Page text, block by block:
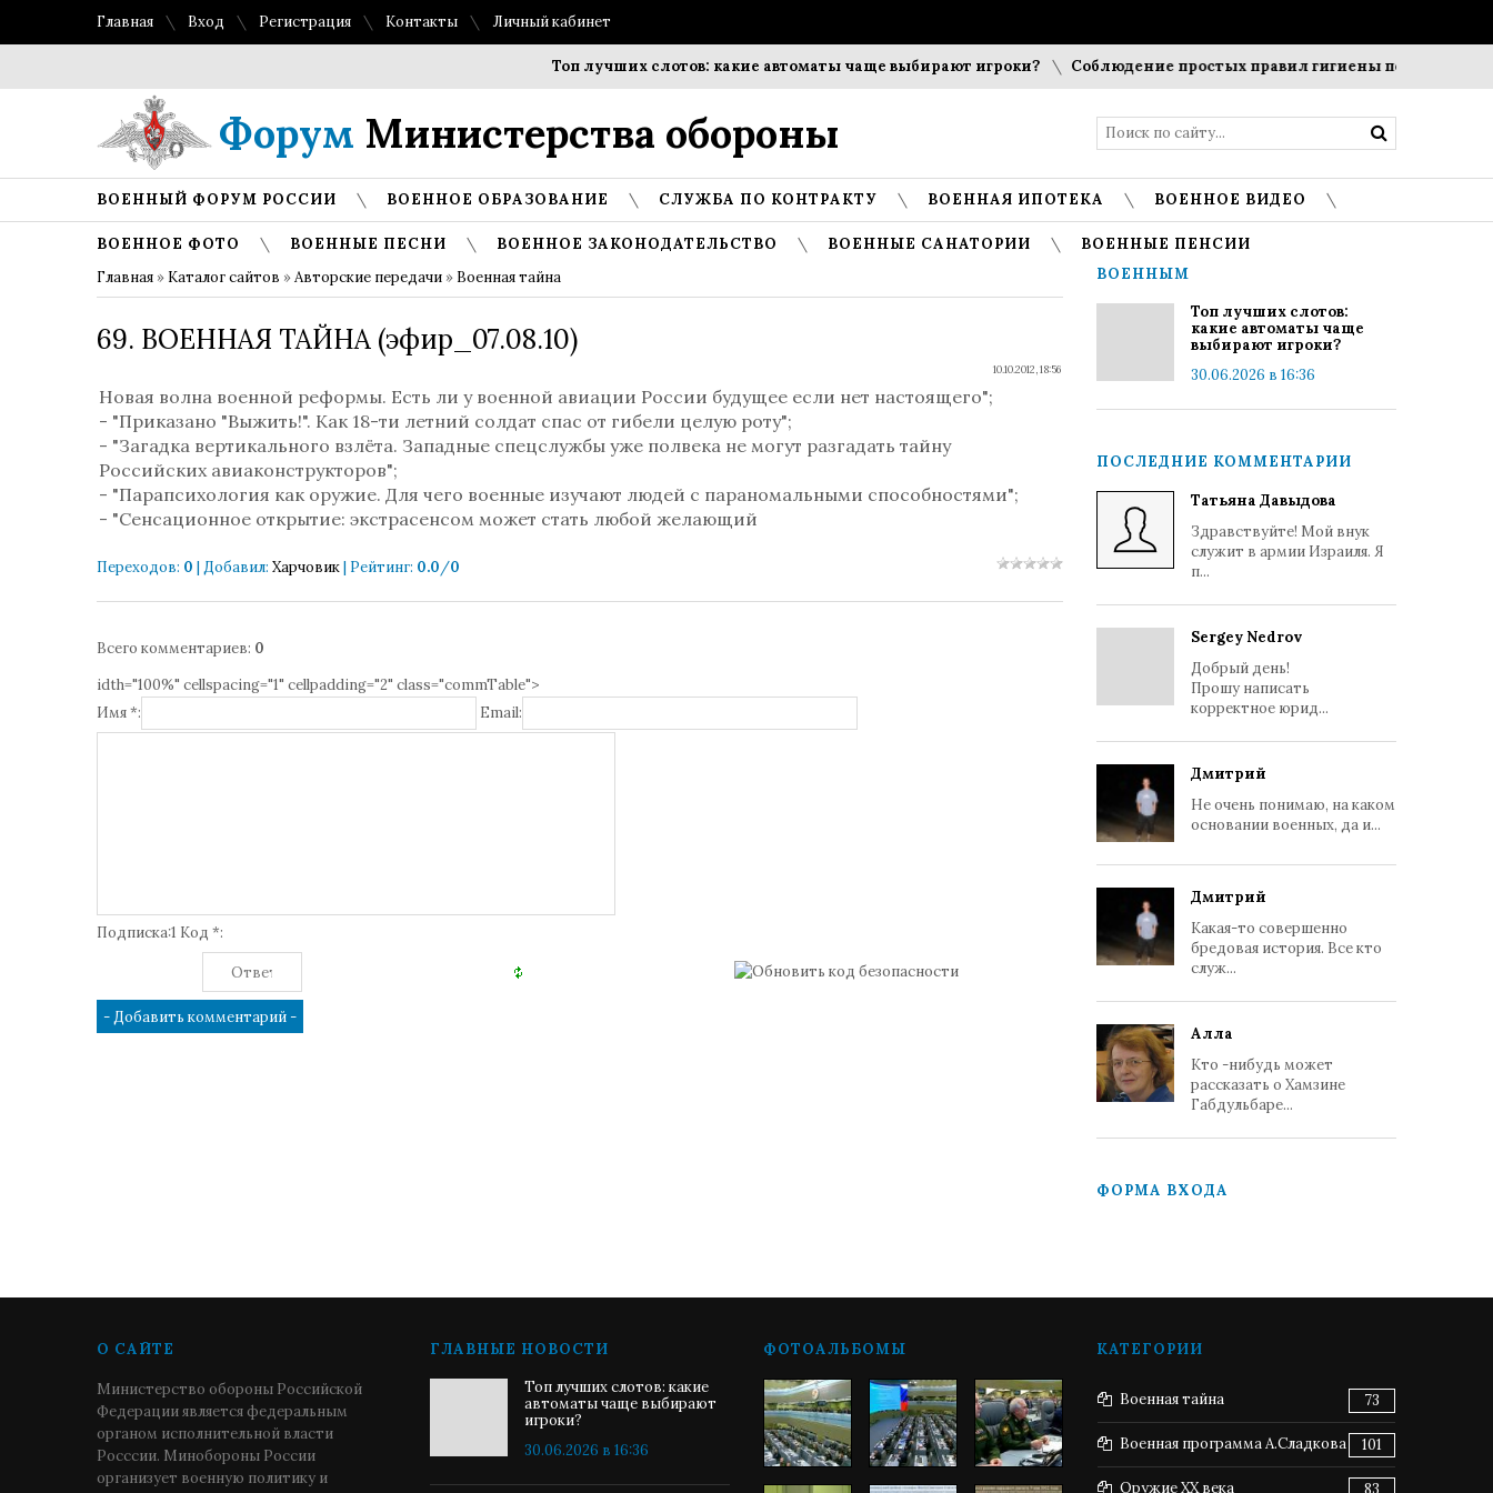
Главная Вход Регистрация Контакты Личный кабинет
Топ лучших слотов: какие автоматы чаще выбирают игроки? Соблюдение простых правил гигиены помогает
Форум Министерства обороны
ВОЕННЫЙ ФОРУМ РОССИИ ВОЕННОЕ ОБРАЗОВАНИЕ СЛУЖБА ПО КОНТРАКТУ ВОЕННАЯ ИПОТЕКА ВОЕННОЕ ВИДЕО
ВОЕННОЕ ФОТО ВОЕННЫЕ ПЕСНИ ВОЕННОЕ ЗАКОНОДАТЕЛЬСТВО ВОЕННЫЕ САНАТОРИИ
ВОЕННЫЕ ПЕНСИИ
Главная » Каталог сайтов »Авторские передачи » Военная тайна
69. ВОЕННАЯ ТАЙНА (эфир_07.08.10)
10.10.2012, 18:56
Новая волна военной реформы. Есть ли у военной авиации России будущее если нет настоящего";
- "Приказано "Выжить!". Как 18-ти летний солдат спас от гибели целую роту";
- "Загадка вертикального взлёта. Западные спецслужбы уже полвека не могут разгадать тайну
Российских авиаконструкторов";
- "Парапсихология как оружие. Для чего военные изучают людей с параномальными способностями";
- "Сенсационное открытие: экстрасенсом может стать любой желающий
Переходов: 0 | Добавил: Харчовик| Рейтинг: 0.0/0
Всего комментариев: 0
idth="100%" cellspacing="1" cellpadding="2" class="commTable">
Имя *:
Email:
Подписка:1 Код *:
ВОЕННЫМ
Топ лучших слотов:
какие автоматы чаще
выбирают игроки?
30.06.2026 в 16:36
ПОСЛЕДНИЕ КОММЕНТАРИИ
Татьяна Давыдова
Здравствуйте! Мой внук
служит в армии Израиля. Я
п...
Sergey Nedrov
Добрый день!
Прошу написать
корректное юрид...
Дмитрий
Не очень понимаю, на каком
основании военных, да и...
Дмитрий
Какая-то совершенно
бредовая история. Все кто
служ...
Алла
Кто -нибудь может
рассказать о Хамзине
Габдульбаре...
ФОРМА ВХОДА
О САЙТЕ
Министерство обороны Российской
Федерации является федеральным
органом исполнительной власти
Росссии. Минобороны России
организует военную политику и
ГЛАВНЫЕ НОВОСТИ
Топ лучших слотов: какие
автоматы чаще выбирают
игроки?
30.06.2026 в 16:36
ФОТОАЛЬБОМЫ КАТЕГОРИИ
Военная тайна 73
Военная программа А.Сладкова 101
Оружие XX века 83